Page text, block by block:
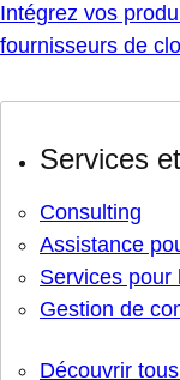
Intégrez vos
fournisseurs de
Services
Consulting
Assistance
Services pour
Gestion de
Découvrir